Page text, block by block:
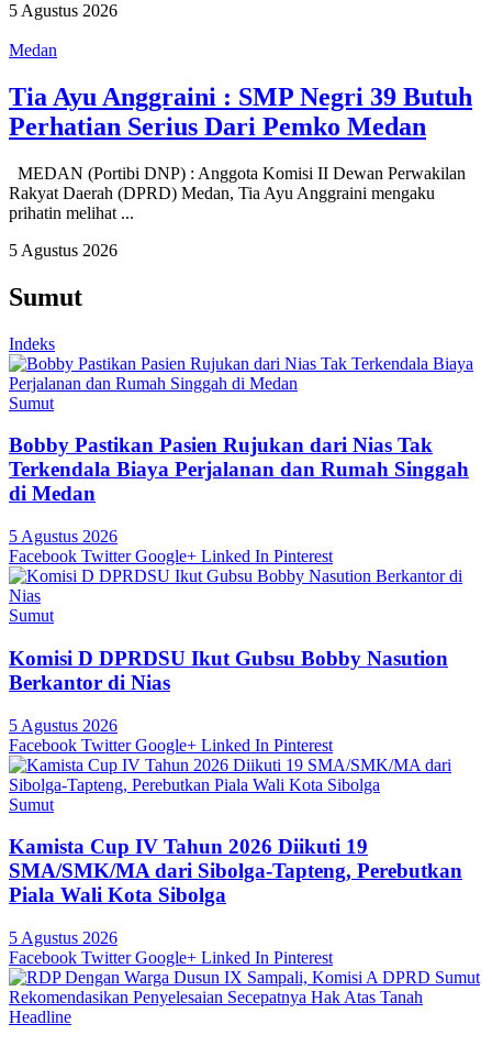
5 Agustus 2026
Medan
Tia Ayu Anggraini : SMP Negri 39 Butuh
Perhatian Serius Dari Pemko Medan
MEDAN (Portibi DNP) : Anggota Komisi II Dewan Perwakilan
Rakyat Daerah (DPRD) Medan, Tia Ayu Anggraini mengaku
prihatin melihat ...
5 Agustus 2026
Sumut
Indeks
Sumut
Bobby Pastikan Pasien Rujukan dari Nias Tak
Terkendala Biaya Perjalanan dan Rumah Singgah
di Medan
5 Agustus 2026
Facebook Twitter Google+ Linked In Pinterest
Sumut
Komisi D DPRDSU Ikut Gubsu Bobby Nasution
Berkantor di Nias
5 Agustus 2026
Facebook Twitter Google+ Linked In Pinterest
Sumut
Kamista Cup IV Tahun 2026 Diikuti 19
SMA/SMK/MA dari Sibolga-Tapteng, Perebutkan
Piala Wali Kota Sibolga
5 Agustus 2026
Facebook Twitter Google+ Linked In Pinterest
Headline